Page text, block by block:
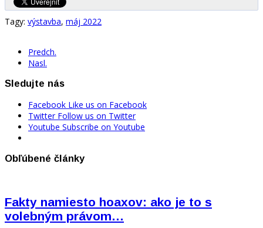
Tagy: výstavba, máj 2022
Predch.
Nasl.
Sledujte nás
Facebook Like us on Facebook
Twitter Follow us on Twitter
Youtube Subscribe on Youtube
Obľúbené články
Fakty namiesto hoaxov: ako je to s
volebným právom…